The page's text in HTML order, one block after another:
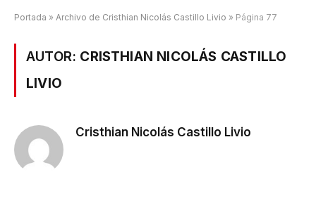
Portada » Archivo de Cristhian Nicolás Castillo Livio » Página 77
AUTOR: CRISTHIAN NICOLÁS CASTILLO
LIVIO
Cristhian Nicolás Castillo Livio